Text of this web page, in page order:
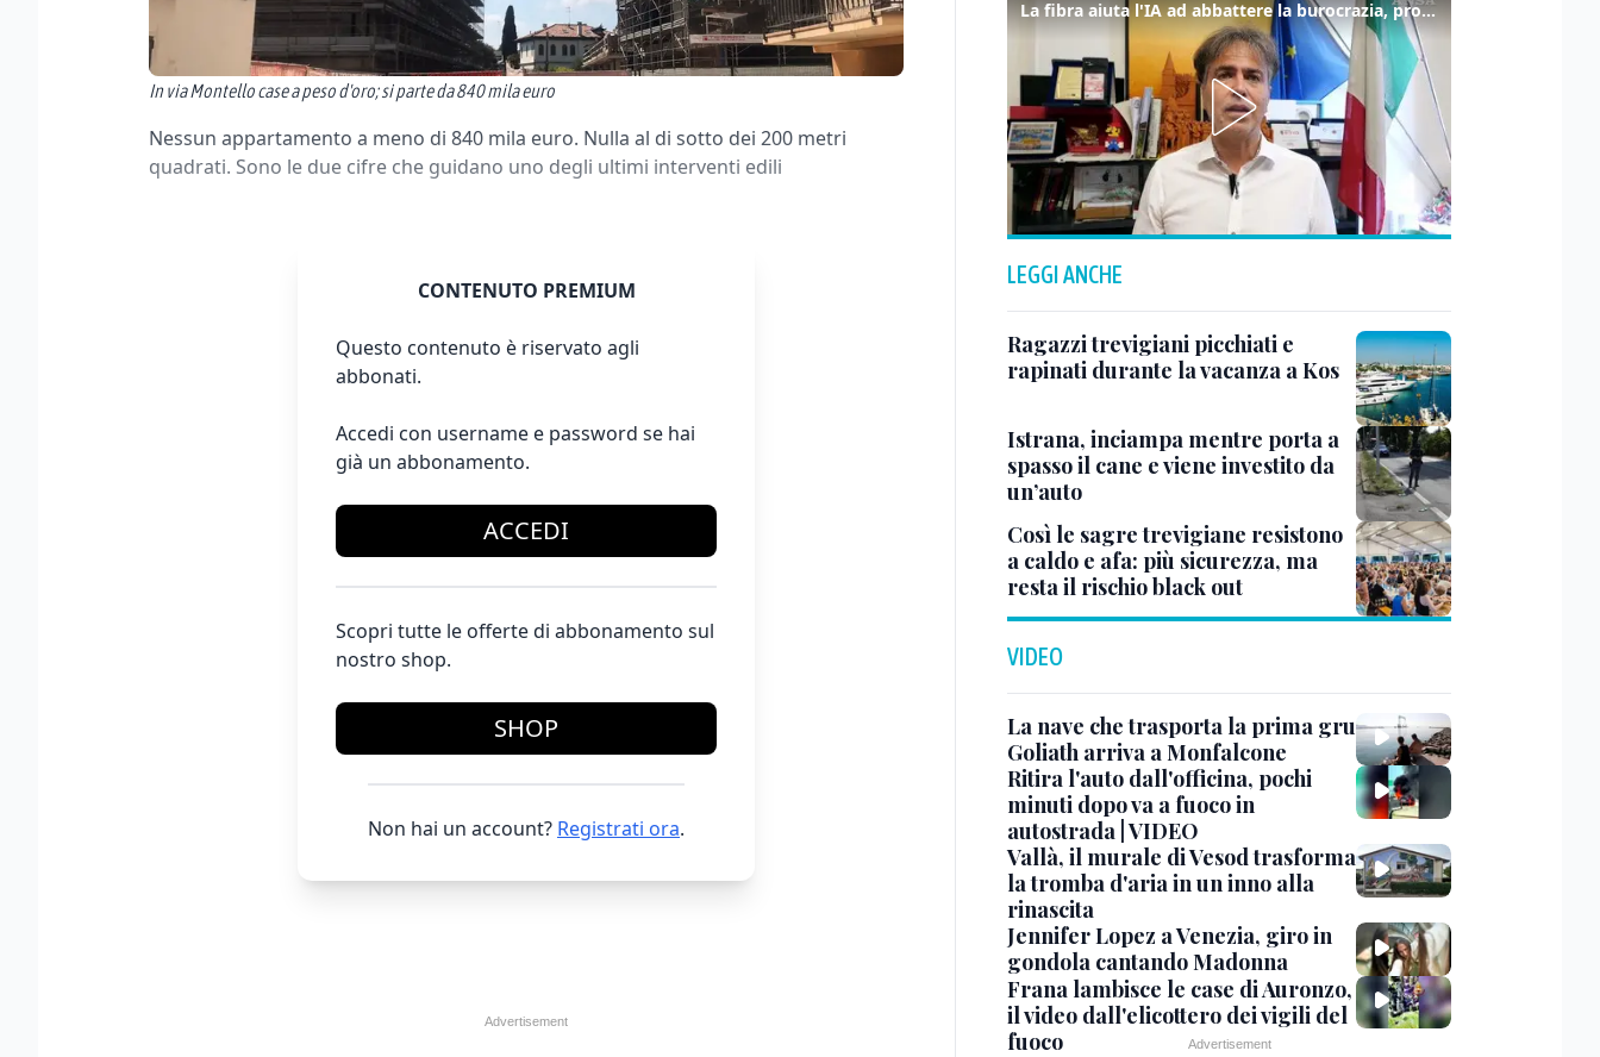
In via Montello case a peso d'oro; si parte da 840 mila euro
Nessun appartamento a meno di 840 mila euro. Nulla al di sotto dei 200 metri
quadrati. Sono le due cifre che guidano uno degli ultimi interventi edili
CONTENUTO PREMIUM
Questo contenuto è riservato agli
abbonati.
Accedi con username e password se hai
già un abbonamento.
ACCEDI
Scopri tutte le offerte di abbonamento sul
nostro shop.
SHOP
Non hai un account? Registrati ora.
La fibra aiuta l'IA ad abbattere la burocrazia, progetto pilota in Veneto
LEGGI ANCHE
Ragazzi trevigiani picchiati e
rapinati durante la vacanza a Kos
Istrana, inciampa mentre porta a
spasso il cane e viene investito da
un’auto
Così le sagre trevigiane resistono
a caldo e afa: più sicurezza, ma
resta il rischio black out
VIDEO
La nave che trasporta la prima gru
Goliath arriva a Monfalcone
Ritira l'auto dall'officina, pochi
minuti dopo va a fuoco in
autostrada | VIDEO
Vallà, il murale di Vesod trasforma
la tromba d'aria in un inno alla
rinascita
Jennifer Lopez a Venezia, giro in
gondola cantando Madonna
Frana lambisce le case di Auronzo,
il video dall'elicottero dei vigili del
fuoco